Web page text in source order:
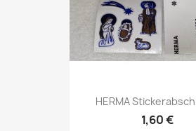
HERMA
1,60 €